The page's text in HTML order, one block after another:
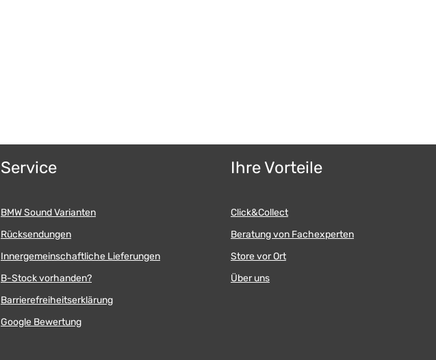
Service
BMW Sound Varianten
Rücksendungen
Innergemeinschaftliche Lieferungen
B-Stock vorhanden?
Barrierefreiheitserklärung
Google Bewertung
Ihre Vorteile
Click&Collect
Beratung von Fachexperten
Store vor Ort
Über uns